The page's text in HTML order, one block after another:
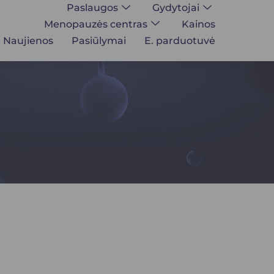
Paslaugos
Gydytojai
Menopauzės centras
Kainos
Naujienos
Pasiūlymai E. parduotuvė